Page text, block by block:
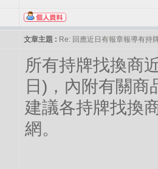
文章主題 : Re: 回應近日有報章報導有持
所有持牌找換商
日)，內附有關商
建議各持牌找換
網。